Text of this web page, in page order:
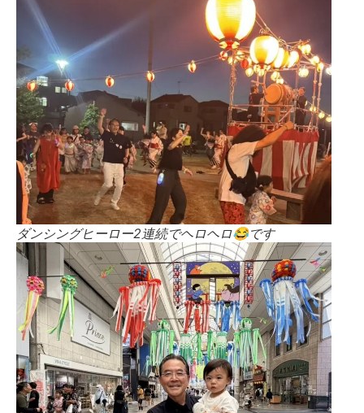
ダンシングヒーロー2連続でヘロヘロ😂です